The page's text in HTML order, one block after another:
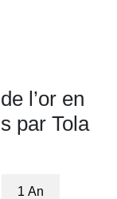
l’or en
par Tola
1 An